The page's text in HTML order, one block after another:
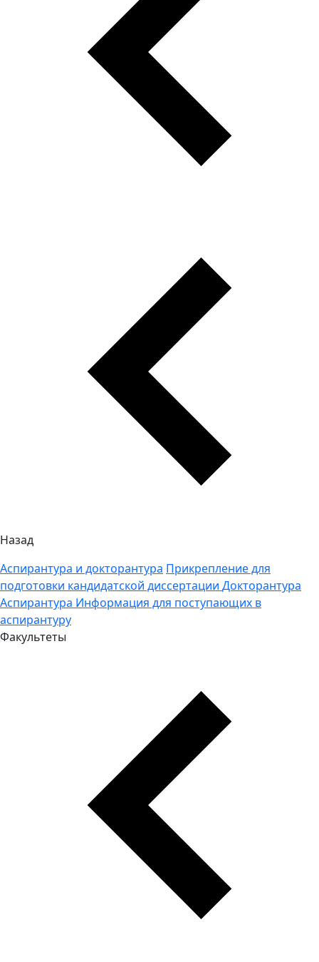
Назад
Аспирантура и докторантура Прикрепление для
подготовки кандидатской диссертации Докторантура
Аспирантура Информация для поступающих в
аспирантуру
Факультеты